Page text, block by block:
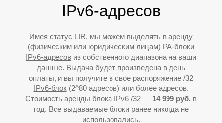
IPv6-адресов
Имея статус LIR, мы можем выделять в аренду
(физическим или юридическим лицам) PA-блоки
IPv6-адресов из собственного диапазона на ваши
данные. Выдача будет произведена в день
оплаты, и вы получите в свое распоряжение /32
IPv6-блок(2^80 адресов) или более адресов.
Стоимость аренды блока IPv6 /32 — 14 999 руб. в
год. Все выдаваемые блоки ранее никогда не
использовались.